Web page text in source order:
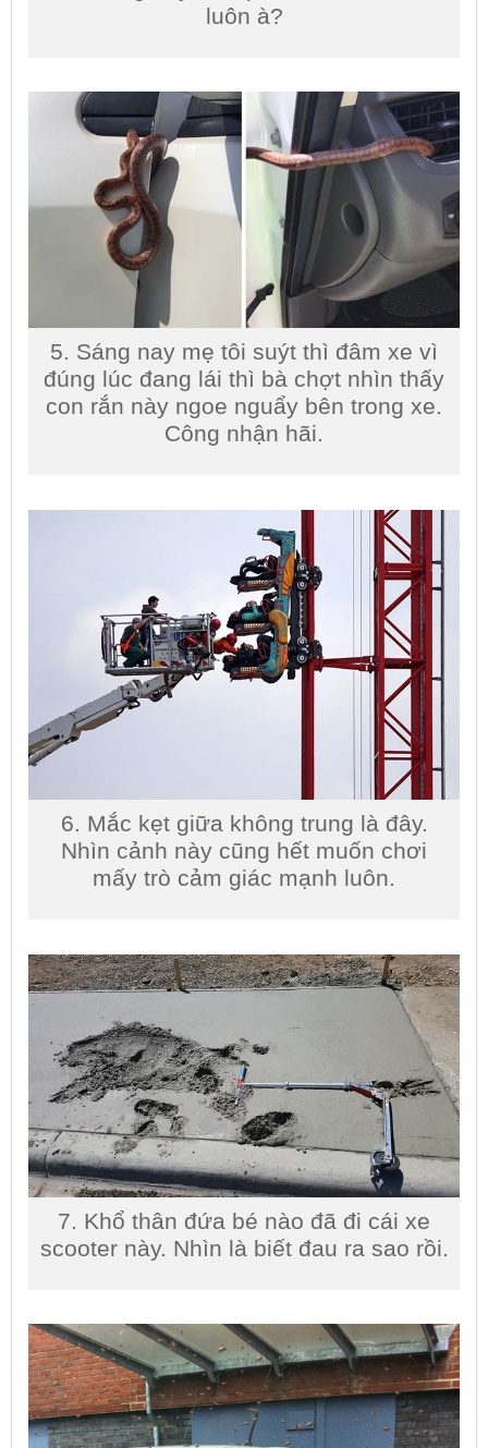
luôn à?
5. Sáng nay mẹ tôi suýt thì đâm xe vì
đúng lúc đang lái thì bà chợt nhìn thấy
con rắn này ngoe nguẩy bên trong xe.
Công nhận hãi.
6. Mắc kẹt giữa không trung là đây.
Nhìn cảnh này cũng hết muốn chơi
mấy trò cảm giác mạnh luôn.
7. Khổ thân đứa bé nào đã đi cái xe
scooter này. Nhìn là biết đau ra sao rồi.